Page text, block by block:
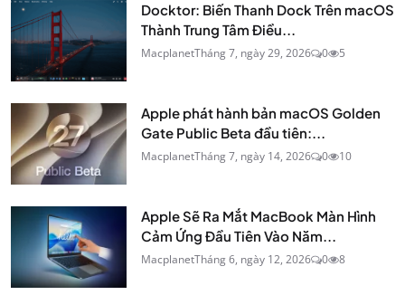
Docktor: Biến Thanh Dock Trên macOS
Thành Trung Tâm Điều...
MacplanetTháng 7, ngày 29, 2026 0 5
Apple phát hành bản macOS Golden
Gate Public Beta đầu tiên:...
MacplanetTháng 7, ngày 14, 2026 0 10
Apple Sẽ Ra Mắt MacBook Màn Hình
Cảm Ứng Đầu Tiên Vào Năm...
MacplanetTháng 6, ngày 12, 2026 0 8